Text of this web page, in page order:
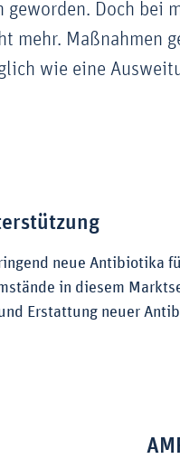
Doch bei
mehr. Maßnahmen
wie eine
neue Antibiotika
in diesem
Erstattung neuer